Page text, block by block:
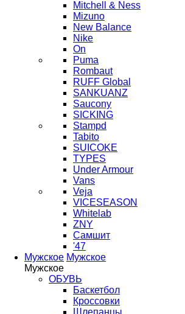
Mitchell & Ness
Mizuno
New Balance
Nike
On
Puma
Rombaut
RUFF Global
SANKUANZ
Saucony
SICKING
Stampd
Tabito
SUICOKE
TYPES
Under Armour
Vans
Veja
VICESEASON
Whitelab
ZNY
Самшит
'47
Мужское Мужское
Мужское
ОБУВЬ
Баскетбол
Кроссовки
Шлепанцы